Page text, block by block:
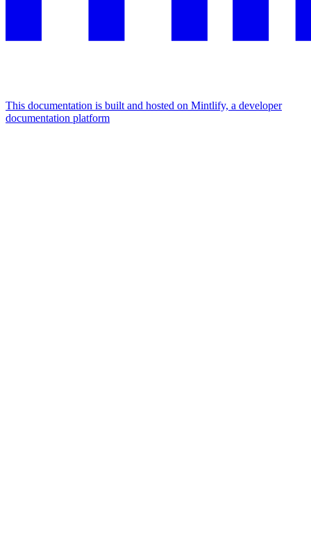
This documentation is built and hosted on Mintlify, a developer
documentation platform